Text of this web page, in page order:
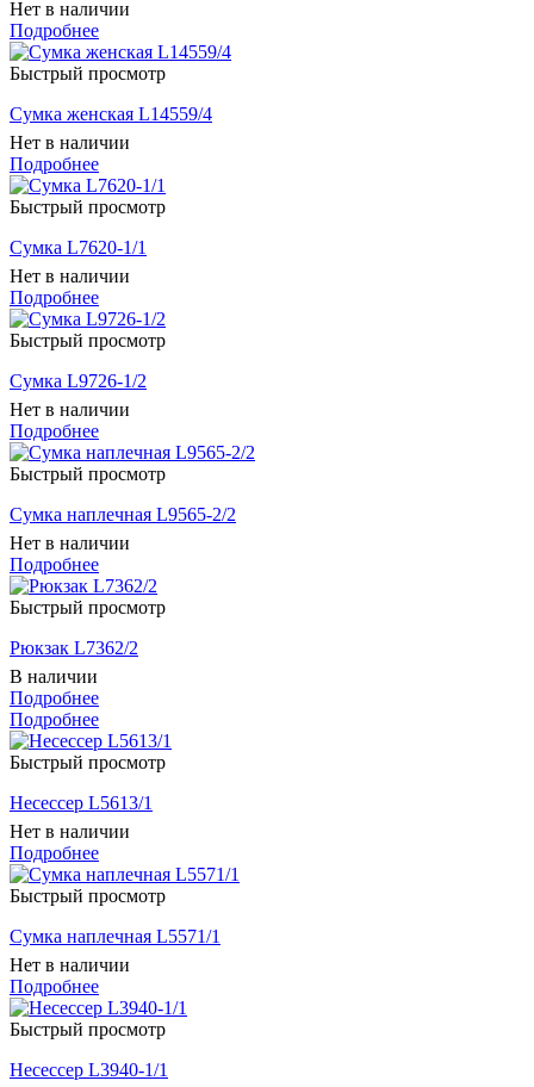
Нет в наличии
Подробнее
Быстрый просмотр
Сумка женская L14559/4
Нет в наличии
Подробнее
Быстрый просмотр
Сумка L7620-1/1
Нет в наличии
Подробнее
Быстрый просмотр
Сумка L9726-1/2
Нет в наличии
Подробнее
Быстрый просмотр
Сумка наплечная L9565-2/2
Нет в наличии
Подробнее
Быстрый просмотр
Рюкзак L7362/2
В наличии
Подробнее
Подробнее
Быстрый просмотр
Несессер L5613/1
Нет в наличии
Подробнее
Быстрый просмотр
Сумка наплечная L5571/1
Нет в наличии
Подробнее
Быстрый просмотр
Несессер L3940-1/1